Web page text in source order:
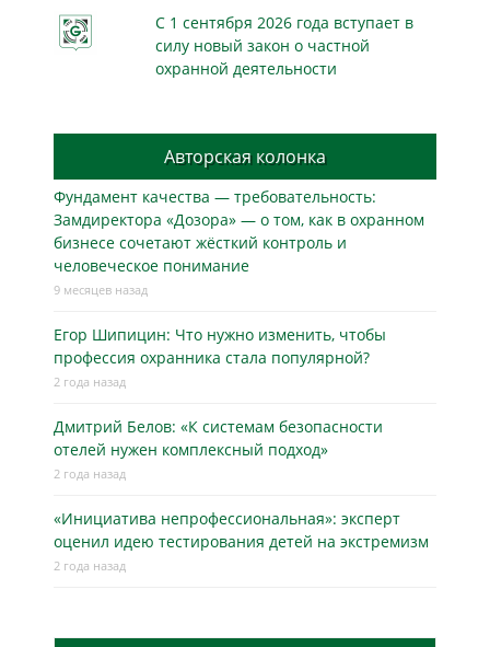
С 1 сентября 2026 года вступает в
силу новый закон о частной
охранной деятельности
Авторская колонка
Фундамент качества — требовательность:
Замдиректора «Дозора» — о том, как в охранном
бизнесe сочетают жёсткий контроль и
человеческое понимание
9 месяцев назад
Егор Шипицин: Что нужно изменить, чтобы
профессия охранника стала популярной?
2 года назад
Дмитрий Белов: «К системам безопасности
отелей нужен комплексный подход»
2 года назад
«Инициатива непрофессиональная»: эксперт
оценил идею тестирования детей на экстремизм
2 года назад